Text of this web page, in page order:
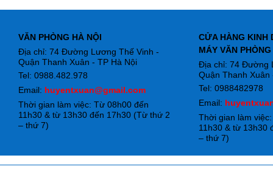
VĂN PHÒNG HÀ NỘI
Địa chỉ: 74 Đường Lương Thế Vinh -
Quận Thanh Xuân - TP Hà Nội
Tel: 0988.482.978
Email: huyentxuan@gmail.com
Thời gian làm việc: Từ 08h00 đến
11h30 & từ 13h30 đến 17h30 (Từ thứ 2
– thứ 7)
CỬA HÀNG KINH
MÁY VĂN PHÒNG
Địa chỉ: 74 Đường
Quận Thanh Xuân
Tel: 0988482978
Email:
Thời gian làm
11h30 & từ 13h30
– thứ 7)